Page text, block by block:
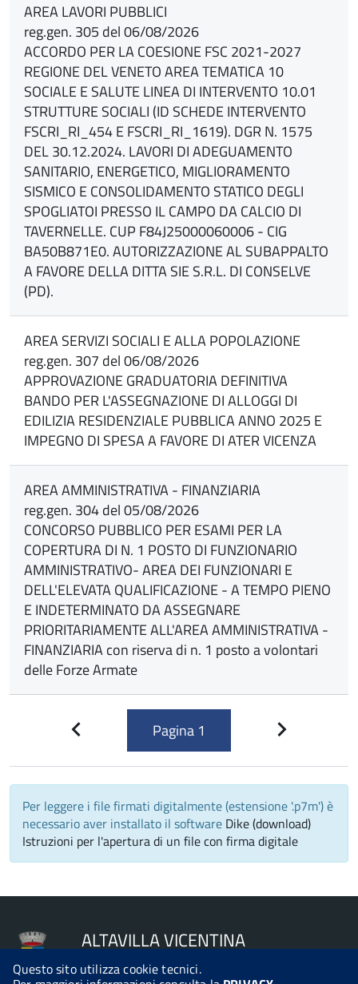
Questo sito utilizza cookie tecnici.
AREA LAVORI PUBBLICI
reg.gen. 305 del 06/08/2026
ACCORDO PER LA COESIONE FSC 2021-2027
REGIONE DEL VENETO AREA TEMATICA 10
SOCIALE E SALUTE LINEA DI INTERVENTO 10.01
STRUTTURE SOCIALI (ID SCHEDE INTERVENTO
FSCRI_RI_454 E FSCRI_RI_1619). DGR N. 1575
DEL 30.12.2024. LAVORI DI ADEGUAMENTO
SANITARIO, ENERGETICO, MIGLIORAMENTO
SISMICO E CONSOLIDAMENTO STATICO DEGLI
SPOGLIATOI PRESSO IL CAMPO DA CALCIO DI
TAVERNELLE. CUP F84J25000060006 - CIG
BA50B871E0. AUTORIZZAZIONE AL SUBAPPALTO
A FAVORE DELLA DITTA SIE S.R.L. DI CONSELVE
(PD).
AREA SERVIZI SOCIALI E ALLA POPOLAZIONE
reg.gen. 307 del 06/08/2026
APPROVAZIONE GRADUATORIA DEFINITIVA
BANDO PER L'ASSEGNAZIONE DI ALLOGGI DI
EDILIZIA RESIDENZIALE PUBBLICA ANNO 2025 E
IMPEGNO DI SPESA A FAVORE DI ATER VICENZA
AREA AMMINISTRATIVA - FINANZIARIA
reg.gen. 304 del 05/08/2026
CONCORSO PUBBLICO PER ESAMI PER LA
COPERTURA DI N. 1 POSTO DI FUNZIONARIO
AMMINISTRATIVO- AREA DEI FUNZIONARI E
DELL'ELEVATA QUALIFICAZIONE - A TEMPO PIENO
E INDETERMINATO DA ASSEGNARE
PRIORITARIAMENTE ALL'AREA AMMINISTRATIVA -
FINANZIARIA con riserva di n. 1 posto a volontari
delle Forze Armate
Pagina 1
Per leggere i file firmati digitalmente (estensione '.p7m') è
necessario aver installato il software Dike (download)
Istruzioni per l'apertura di un file con firma digitale
ALTAVILLA VICENTINA